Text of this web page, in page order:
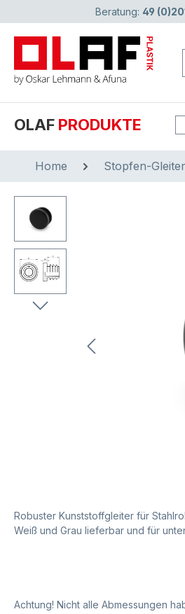
Zur Hauptnavigation
Beratung: 49
OLAF PRODUKTE
Home Stopfen-Gleiter
Robuster Kunststoffgleiter für
Weiß und Grau lieferbar und für
Achtung! Nicht alle Abmessungen